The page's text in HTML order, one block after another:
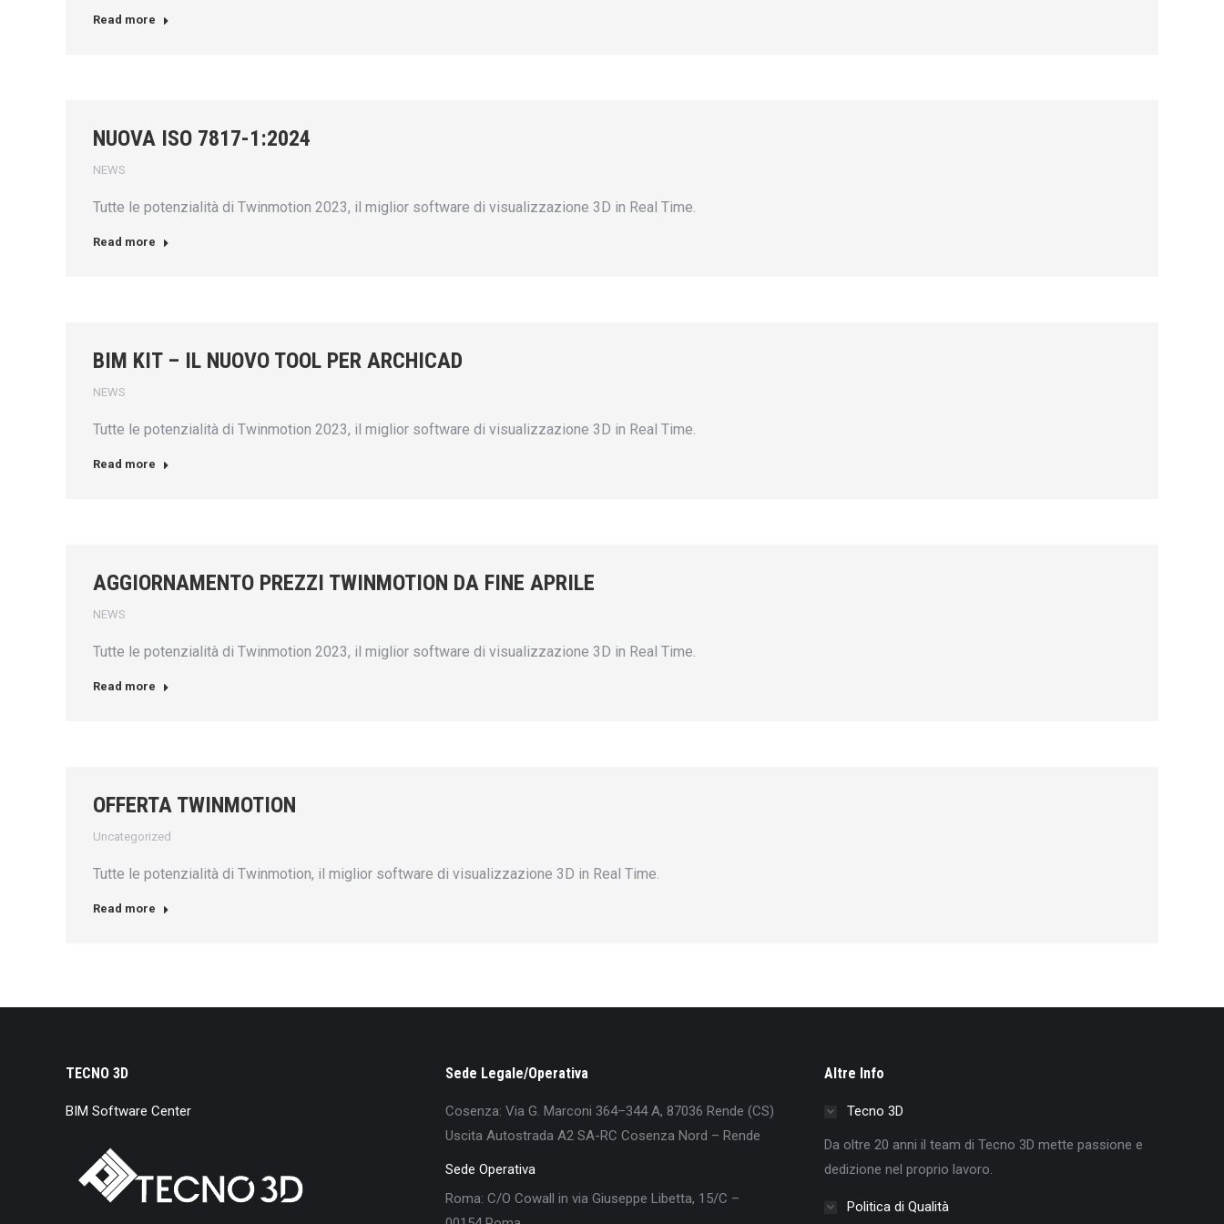
Read more
NUOVA ISO 7817-1:2024
NEWS
Tutte le potenzialità di Twinmotion 2023, il miglior software di visualizzazione 3D in Real Time.
Read more
BIM KIT – IL NUOVO TOOL PER ARCHICAD
NEWS
Tutte le potenzialità di Twinmotion 2023, il miglior software di visualizzazione 3D in Real Time.
Read more
AGGIORNAMENTO PREZZI TWINMOTION DA FINE APRILE
NEWS
Tutte le potenzialità di Twinmotion 2023, il miglior software di visualizzazione 3D in Real Time.
Read more
OFFERTA TWINMOTION
Uncategorized
Tutte le potenzialità di Twinmotion, il miglior software di visualizzazione 3D in Real Time.
Read more
TECNO 3D
BIM Software Center
Sede Legale/Operativa
Cosenza: Via G. Marconi 364–344 A, 87036 Rende (CS)
Uscita Autostrada A2 SA-RC Cosenza Nord – Rende
Sede Operativa
Roma: C/O Cowall in via Giuseppe Libetta, 15/C –
Altre Info
Tecno 3D
Da oltre 20 anni il team di Tecno 3D mette passione e
dedizione nel proprio lavoro.
Politica di Qualità